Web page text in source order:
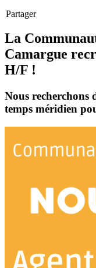
Partager
La
Camargue
H/F !
Nous recherchons
temps méridien